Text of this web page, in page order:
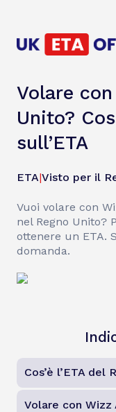
Volare
Unito?
sull’ETA
ETA|Visto per il
Vuoi volare con
nel Regno Unito?
ottenere un ETA.
domanda.
Cos’è l’ETA del
Volare con Wizz